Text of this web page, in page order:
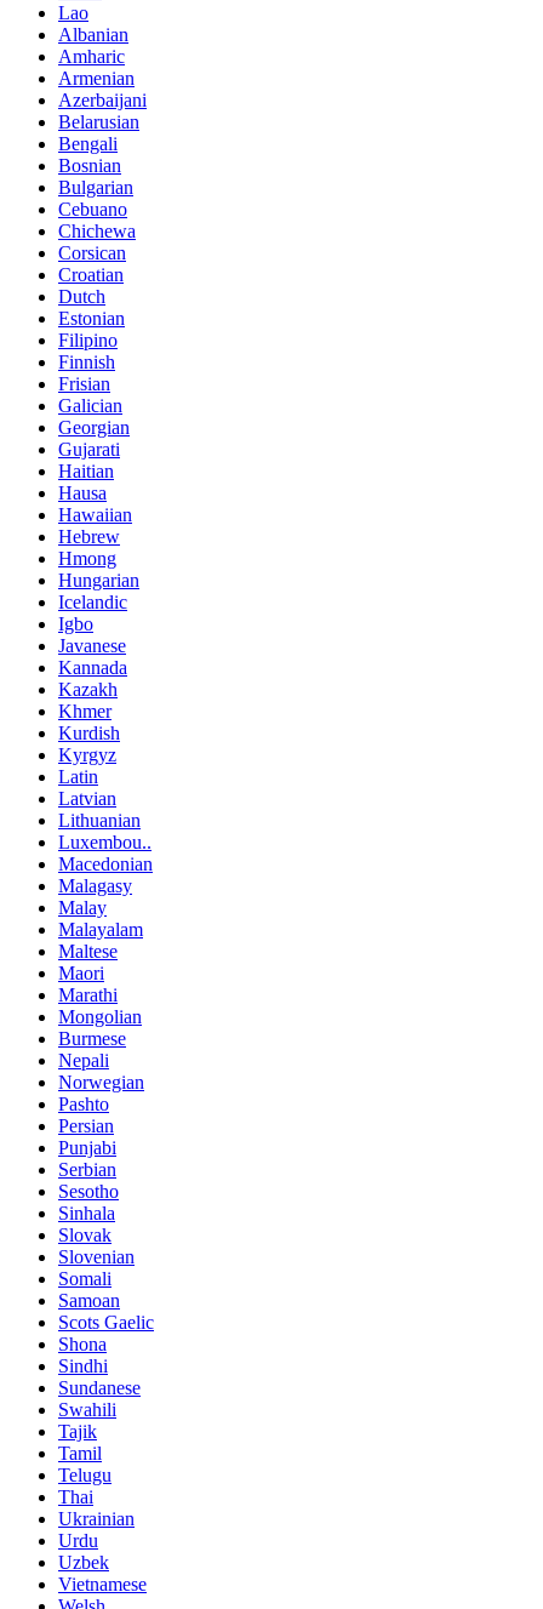
Lao
Albanian
Amharic
Armenian
Azerbaijani
Belarusian
Bengali
Bosnian
Bulgarian
Cebuano
Chichewa
Corsican
Croatian
Dutch
Estonian
Filipino
Finnish
Frisian
Galician
Georgian
Gujarati
Haitian
Hausa
Hawaiian
Hebrew
Hmong
Hungarian
Icelandic
Igbo
Javanese
Kannada
Kazakh
Khmer
Kurdish
Kyrgyz
Latin
Latvian
Lithuanian
Luxembou..
Macedonian
Malagasy
Malay
Malayalam
Maltese
Maori
Marathi
Mongolian
Burmese
Nepali
Norwegian
Pashto
Persian
Punjabi
Serbian
Sesotho
Sinhala
Slovak
Slovenian
Somali
Samoan
Scots Gaelic
Shona
Sindhi
Sundanese
Swahili
Tajik
Tamil
Telugu
Thai
Ukrainian
Urdu
Uzbek
Vietnamese